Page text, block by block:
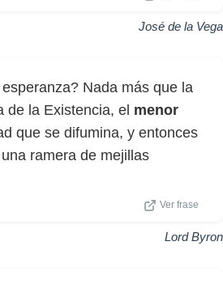
José de la Vega
Nada más que la
de la Existencia, el menor
que se difumina, y entonces
ramera de mejillas
Ver frase
Lord Byron